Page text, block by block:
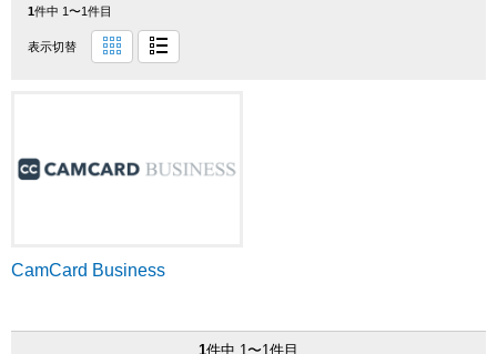
1件中 1〜1件目
表示切替
CamCard Business
1件中 1〜1件目